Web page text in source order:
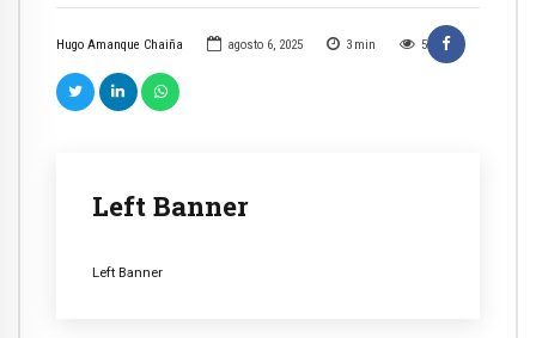
Hugo Amanque Chaiña agosto 6, 2025 3 min 5
Left Banner
Left Banner